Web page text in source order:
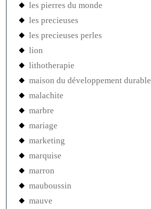
les pierres du monde
les precieuses
les precieuses perles
lion
lithotherapie
maison du développement durable
malachite
marbre
mariage
marketing
marquise
marron
mauboussin
mauve